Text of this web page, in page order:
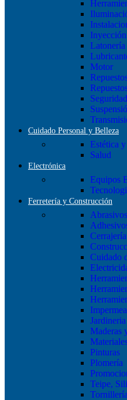
Inyección
Motor
Cuidado Personal y Belleza
Estética
Salud
Electrónica
Equipos
Ferretería y Construcción
Abrasivos
Cerrajería
Cuidado
Jardineria
Maderas
Pinturas
Plomería
Teipe,
Tornillería